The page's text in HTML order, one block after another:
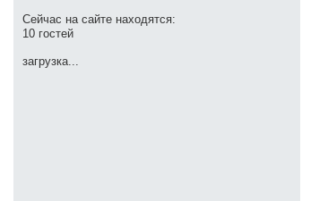
Сейчас на сайте находятся:
10 гостей
загрузка...